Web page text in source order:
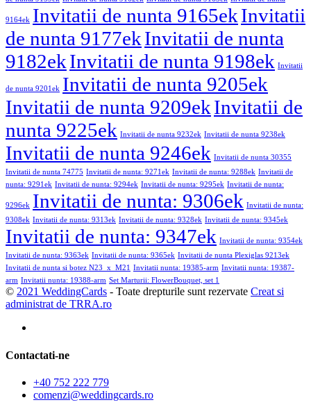
9164ek Invitatii de nunta 9165ekInvitatii
de nunta 9177ekInvitatii de nunta
9182ekInvitatii de nunta 9198ek Invitatii
de nunta 9201ek Invitatii de nunta 9205ek
Invitatii de nunta 9209ekInvitatii de
nunta 9225ek Invitatii de nunta 9232ek Invitatii de nunta 9238ek
Invitatii de nunta 9246ek Invitatii de nunta 30355
Invitatii de nunta 74775 Invitatii de nunta: 9271ek Invitatii de nunta: 9288ek Invitatii de
nunta: 9291ek Invitatii de nunta: 9294ek Invitatii de nunta: 9295ek Invitatii de nunta:
9296ek Invitatii de nunta: 9306ek Invitatii de nunta:
9308ek Invitatii de nunta: 9313ek Invitatii de nunta: 9328ek Invitatii de nunta: 9345ek
Invitatii de nunta: 9347ek Invitatii de nunta: 9354ek
Invitatii de nunta: 9363ek Invitatii de nunta: 9365ek Invitatii de nunta Plexiglas 9213ek
Invitatii de nunta si botez N23_x_M21 Invitatii nunta: 19385-arm Invitatii nunta: 19387-
arm Invitatii nunta: 19388-arm Set Marturii: FlowerBouquet, set 1
© 2021 WeddingCards - Toate drepturile sunt rezervate Creat si
administrat de TRRA.ro
Contactati-ne
+40 752 222 779
comenzi@weddingcards.ro